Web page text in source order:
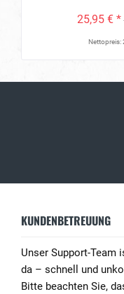
25,95 € *
Nettopreis:
KUNDENBETREUUNG
Unser Support-Team
da – schnell und
Bitte beachten Sie,